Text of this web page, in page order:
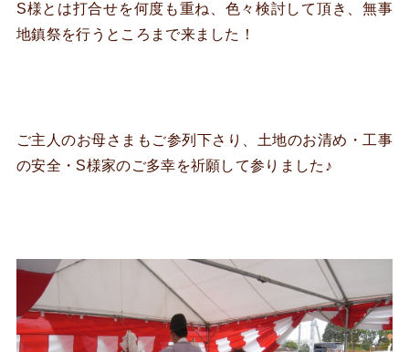
S様とは打合せを何度も重ね、色々検討して頂き、無事
地鎮祭を行うところまで来ました！
ご主人のお母さまもご参列下さり、土地のお清め・工事
の安全・S様家のご多幸を祈願して参りました♪